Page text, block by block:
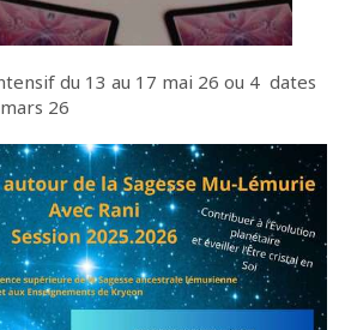
du 13 au 17 mai 26 ou 4 dates
26